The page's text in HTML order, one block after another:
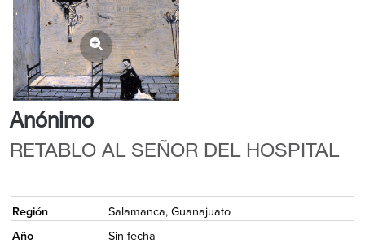
Anónimo
RETABLO AL SEÑOR DEL HOSPITAL
Región
Salamanca, Guanajuato
Año
Sin fecha